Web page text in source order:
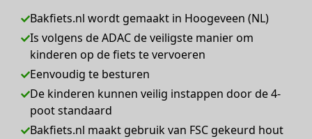
Bakfiets.nl wordt gemaakt in Hoogeveen (NL)
Is volgens de ADAC de veiligste manier om
kinderen op de fiets te vervoeren
Eenvoudig te besturen
De kinderen kunnen veilig instappen door de 4-
poot standaard
Bakfiets.nl maakt gebruik van FSC gekeurd hout